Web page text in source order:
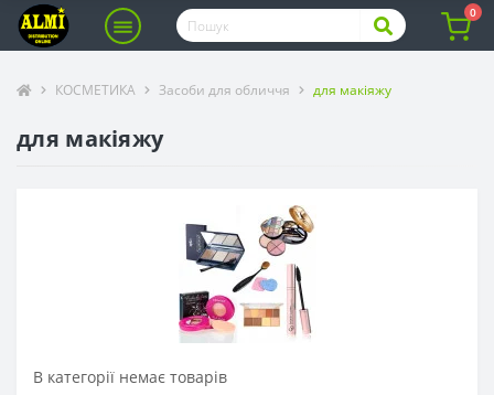
0
КОСМЕТИКА Засоби для обличчя для макіяжу
для макіяжу
В категорії немає товарів